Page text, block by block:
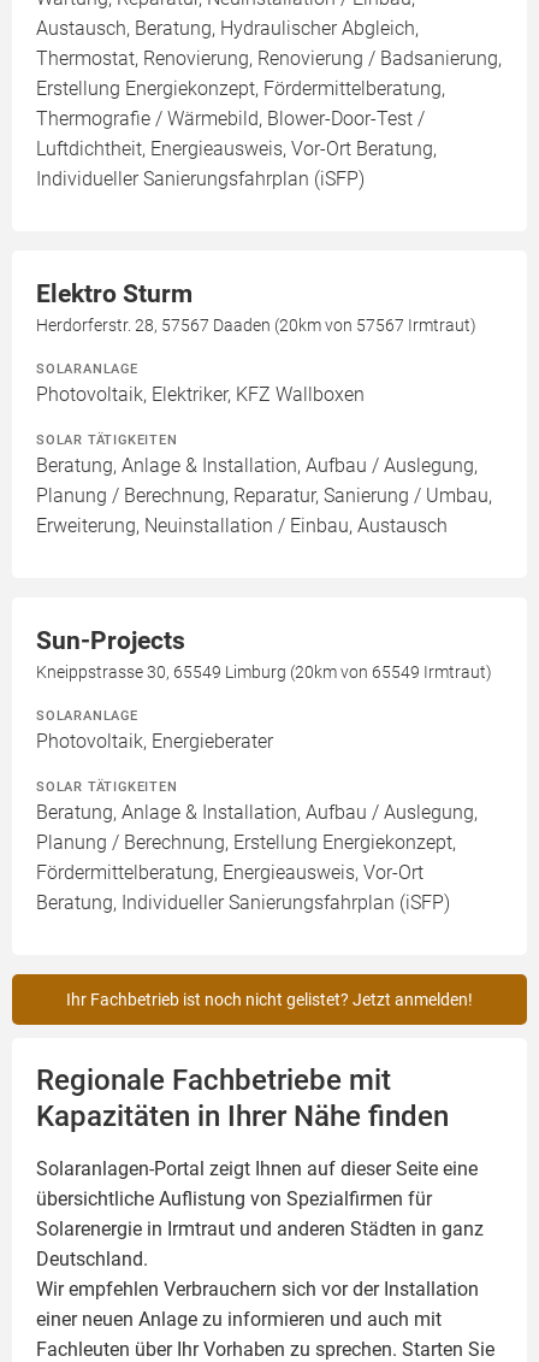
Austausch, Beratung, Hydraulischer Abgleich,
Thermostat, Renovierung, Renovierung / Badsanierung,
Erstellung Energiekonzept, Fördermittelberatung,
Thermografie / Wärmebild, Blower-Door-Test /
Luftdichtheit, Energieausweis, Vor-Ort Beratung,
Individueller Sanierungsfahrplan (iSFP)
Elektro Sturm
Herdorferstr. 28, 57567 Daaden (20km von 57567 Irmtraut)
SOLARANLAGE
Photovoltaik, Elektriker, KFZ Wallboxen
SOLAR TÄTIGKEITEN
Beratung, Anlage & Installation, Aufbau / Auslegung,
Planung / Berechnung, Reparatur, Sanierung / Umbau,
Erweiterung, Neuinstallation / Einbau, Austausch
Sun-Projects
Kneippstrasse 30, 65549 Limburg (20km von 65549 Irmtraut)
SOLARANLAGE
Photovoltaik, Energieberater
SOLAR TÄTIGKEITEN
Beratung, Anlage & Installation, Aufbau / Auslegung,
Planung / Berechnung, Erstellung Energiekonzept,
Fördermittelberatung, Energieausweis, Vor-Ort
Beratung, Individueller Sanierungsfahrplan (iSFP)
Ihr Fachbetrieb ist noch nicht gelistet? Jetzt anmelden!
Regionale Fachbetriebe mit
Kapazitäten in Ihrer Nähe finden
Solaranlagen-Portal zeigt Ihnen auf dieser Seite eine
übersichtliche Auflistung von Spezialfirmen für
Solarenergie in Irmtraut und anderen Städten in ganz
Deutschland.
Wir empfehlen Verbrauchern sich vor der Installation
einer neuen Anlage zu informieren und auch mit
Fachleuten über Ihr Vorhaben zu sprechen. Starten Sie